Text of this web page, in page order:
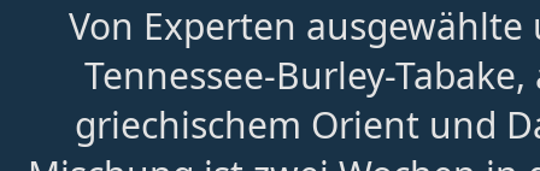
Von Experten
Tennessee-Burley-
griechischem Orient und